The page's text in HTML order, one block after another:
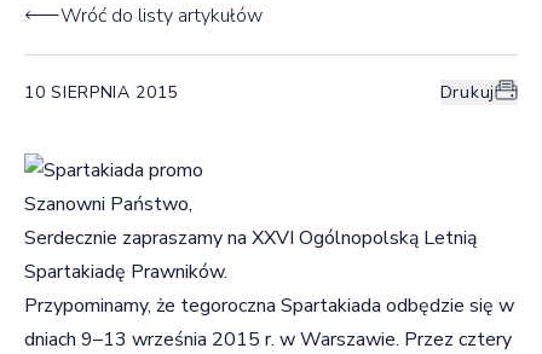
Wróć do listy artykułów
10 SIERPNIA 2015 Drukuj
Szanowni Państwo,
Serdecznie zapraszamy na XXVI Ogólnopolską Letnią
Spartakiadę Prawników.
Przypominamy, że tegoroczna Spartakiada odbędzie się w
dniach 9–13 września 2015 r. w Warszawie. Przez cztery